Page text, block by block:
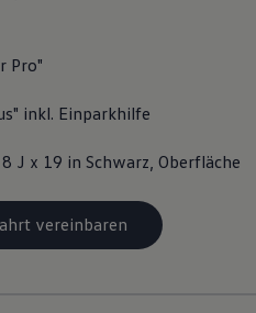
Pro"
inkl. Einparkhilfe
J x 19 in Schwarz, Oberfläche
vereinbaren